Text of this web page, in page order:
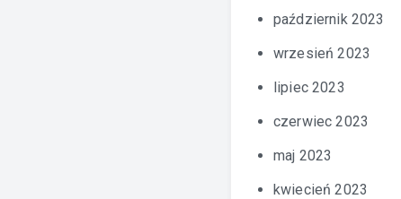
październik 2023
wrzesień 2023
lipiec 2023
czerwiec 2023
maj 2023
kwiecień 2023